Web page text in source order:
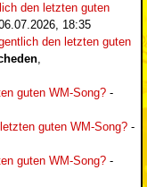
den letzten guten
18:35
den letzten guten
,
guten WM-Song? -
guten WM-Song? -
guten WM-Song? -